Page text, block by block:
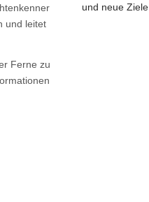
und leitet
Ferne zu
und neue Ziele